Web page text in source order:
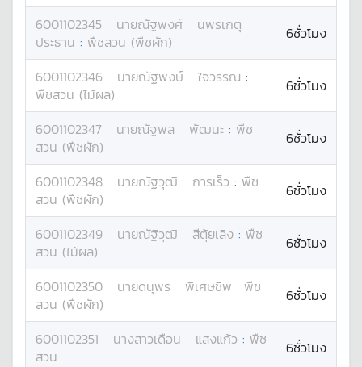
6001102345 นายณัฐพงศ์
นพรเกตุ
ประธาน : พืชสวน (พืชผัก) 6ชั่วโมง
6001102346 นายณัฐพงษ์ ใจวรรณ :
พืชสวน (ไม้ผล)
6ชั่วโมง
6001102347 นายณัฐพล พัฒนะ : พืช
สวน (พืชผัก)
6ชั่วโมง
6001102348 นายณัฐวุฒิ การเร็ว : พืช
สวน (พืชผัก)
6ชั่วโมง
6001102349 นายณัฐิวุฒิ สีตุ้ยเลิง : พืช
สวน (ไม้ผล)
6ชั่วโมง
6001102350 นายดนุพร พิเศษชีพ : พืช
สวน (พืชผัก)
6ชั่วโมง
6001102351 นางสาวเดือน แสงแก้ว : พืช
สวน
6ชั่วโมง